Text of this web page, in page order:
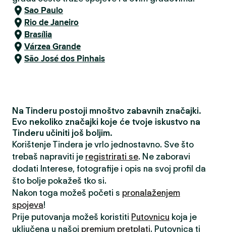
Sao Paulo
Rio de Janeiro
Brasília
Várzea Grande
São José dos Pinhais
Na Tinderu postoji mnoštvo zabavnih značajki.
Evo nekoliko značajki koje će tvoje iskustvo na
Tinderu učiniti još boljim.
Korištenje Tindera je vrlo jednostavno. Sve što
trebaš napraviti je registrirati se. Ne zaboravi
dodati Interese, fotografije i opis na svoj profil da
što bolje pokažeš tko si.
Nakon toga možeš početi s pronalaženjem
spojeva!
Prije putovanja možeš koristiti Putovnicu koja je
uključena u našoj premium pretplati. Putovnica ti